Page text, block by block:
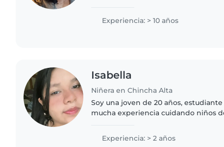
Experiencia: > 10 años
Isabella
Niñera en Chincha Alta
Soy una joven de 20 años,
mucha experiencia cuidando niños
certificación de primeros..
Experiencia: > 2 años